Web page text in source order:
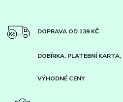
DOPRAVA OD 139 KČ
DOBÍRKA, PLATEBNÍ KARTA,
VÝHODNÉ CENY